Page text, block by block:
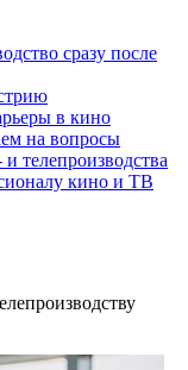
сразу после
в кино
на вопросы
телепроизводства
кино и ТВ